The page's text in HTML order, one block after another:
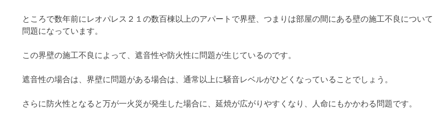
ところで数年前にレオパレス２１の数百棟以上のアパートで界壁、つまりは部屋の間にある壁の施工不良について
問題になっています。
この界壁の施工不良によって、遮音性や防火性に問題が生じているのです。
遮音性の場合は、界壁に問題がある場合は、通常以上に騒音レベルがひどくなっていることでしょう。
さらに防火性となると万が一火災が発生した場合に、延焼が広がりやすくなり、人命にもかかわる問題です。